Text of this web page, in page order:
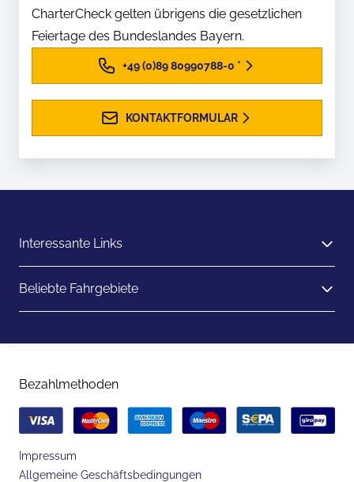
CharterCheck gelten übrigens die gesetzlichen
Feiertage des Bundeslandes Bayern.
+49 (0)89 80990788-0 *
KONTAKTFORMULAR
Interessante Links
Beliebte Fahrgebiete
Bezahlmethoden
Impressum
Allgemeine Geschäftsbedingungen